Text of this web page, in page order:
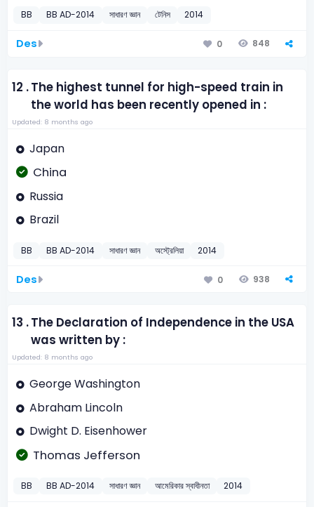
BB BB AD-2014 সাধারণ জ্ঞান টেনিস 2014
Des 0 848
12 .The highest tunnel for high-speed train in
the world has been recently opened in :
Updated: 8 months ago
Japan
China
Russia
Brazil
BB BB AD-2014 সাধারণ জ্ঞান অস্ট্রেলিয়া 2014
Des 0 938
13 .The Declaration of Independence in the USA
was written by :
Updated: 8 months ago
George Washington
Abraham Lincoln
Dwight D. Eisenhower
Thomas Jefferson
BB BB AD-2014 সাধারণ জ্ঞান আমেরিকার স্বাধীনতা 2014